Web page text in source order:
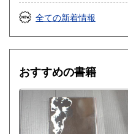
全ての新着情報
おすすめの書籍